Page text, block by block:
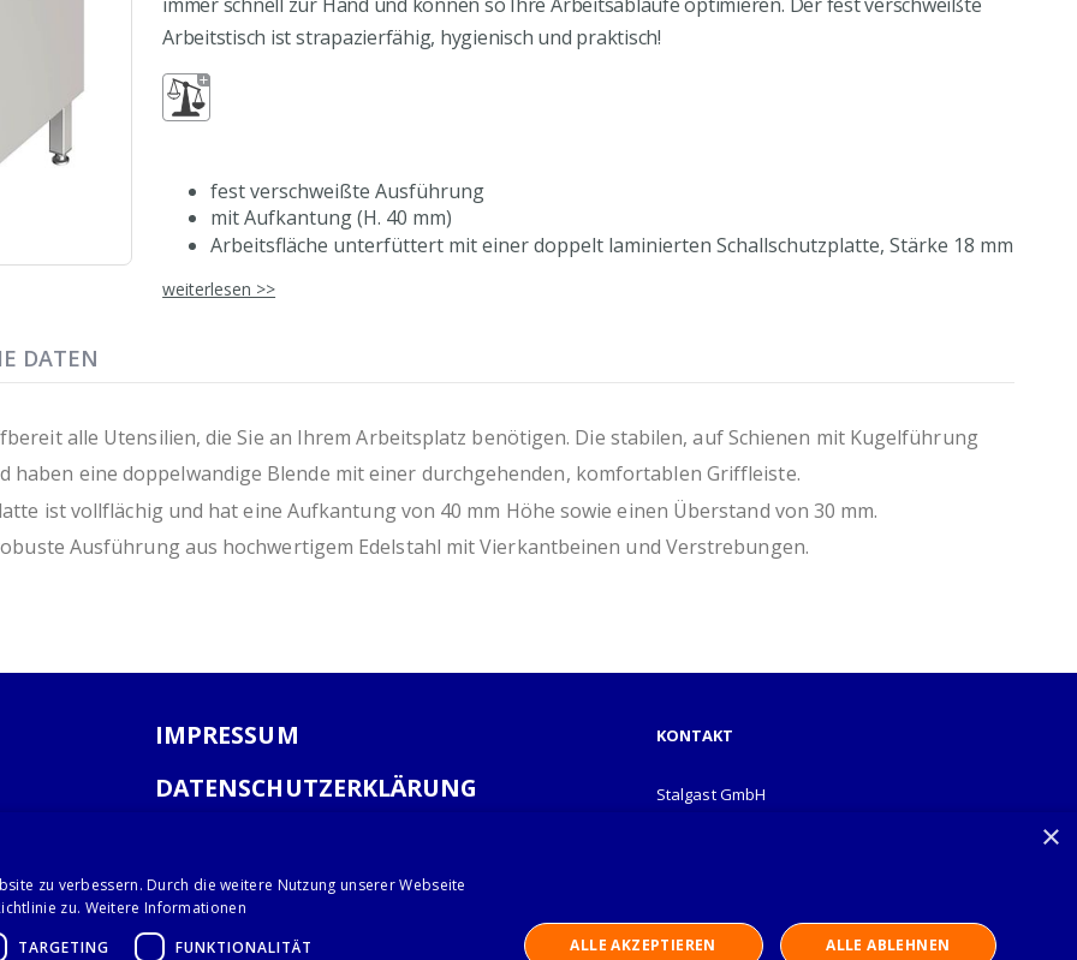
Arbeitstisch ist strapazierfähig, hygienisch und praktisch!
fest verschweißte Ausführung
mit Aufkantung (H. 40 mm)
Arbeitsfläche unterfüttert mit einer doppelt laminierten Schallschutzplatte, Stärke 18 mm
geschützt
doppelwandige Front mit durchgehender Griffleiste
Tischbeine aus Vierkantprofil 40x40 mm
höhenverstellbare Füße +25 mm bis -5 mm
(De-)Montage der Schubladen ohne Werkzeug möglich
aus rostfreiem, ferritischem Stahl
hygienisch und pflegeleicht
weiterlesen >>
alle Utensilien, die Sie an Ihrem Arbeitsplatz benötigen. Die stabilen, auf Schienen mit Kugelführung
haben eine doppelwandige Blende mit einer durchgehenden, komfortablen Griffleiste.
ist vollflächig und hat eine Aufkantung von 40 mm Höhe sowie einen Überstand von 30 mm.
Ausführung aus hochwertigem Edelstahl mit Vierkantbeinen und Verstrebungen.
DATEN
IMPRESSUM
DATENSCHUTZERKLÄRUNG
KONTAKT
Stalgast GmbH
×
zu verbessern. Durch die weitere Nutzung unserer Webseite
zu. Weitere Informationen
TARGETING FUNKTIONALITÄT ALLE AKZEPTIEREN ALLE ABLEHNEN